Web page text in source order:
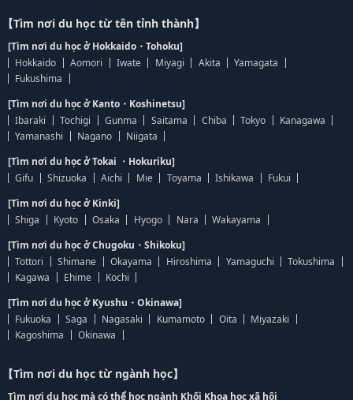
【Tìm nơi du học từ tên tỉnh thành】
[Tìm nơi du học ở Hokkaido・Tohoku]
Hokkaido
Aomori Iwate Miyagi Akita
Yamagata
Fukushima
[Tìm nơi du học ở Kanto・Koshinetsu]
Ibaraki
Tochigi Gunma Saitama Chiba Tokyo
Kanagawa
Yamanashi
Nagano
Niigata
[Tìm nơi du học ở Tokai ・Hokuriku]
Gifu
Shizuoka Aichi Mie Toyama Ishikawa
Fukui
[Tìm nơi du học ở Kinki]
Shiga
Kyoto Osaka Hyogo Nara
Wakayama
[Tìm nơi du học ở Chugoku・Shikoku]
Tottori
Shimane Okayama Hiroshima Yamaguchi
Tokushima
Kagawa
Ehime
Kochi
[Tìm nơi du học ở Kyushu・Okinawa]
Fukuoka
Saga Nagasaki Kumamoto Oita
Miyazaki
Kagoshima
Okinawa
【Tìm nơi du học từ ngành học】
Tìm nơi du học mà có thể học ngành Khối Khoa học xã hội